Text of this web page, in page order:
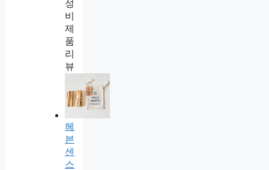
성
비
제
품
리
뷰
헤
븐
센
스